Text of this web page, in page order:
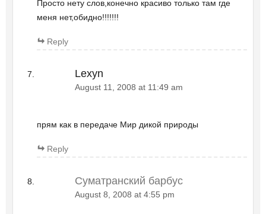
Просто нету слов,конечно красиво только там где
меня нет,обидно!!!!!!!
Reply
Lexyn
August 11, 2008 at 11:49 am
прям как в передаче Мир дикой природы
Reply
Суматранский барбус
August 8, 2008 at 4:55 pm